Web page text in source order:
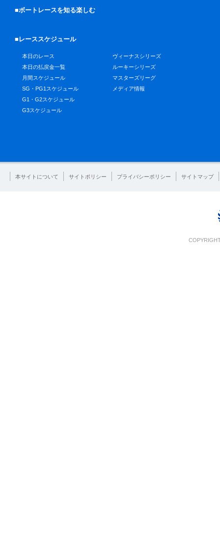
■ボートレースを知る楽しむ
■レーススケジュール
本日のレース
本日の払戻金一覧
月間スケジュール
SG・PG1スケジュール
G1・G2スケジュール
G3スケジュール
ヴィーナスシリーズ
ルーキーシリーズ
マスターズリーグ
メディア情報
本サイトについて サイトポリシー プライバシーポリシー サイトマップ